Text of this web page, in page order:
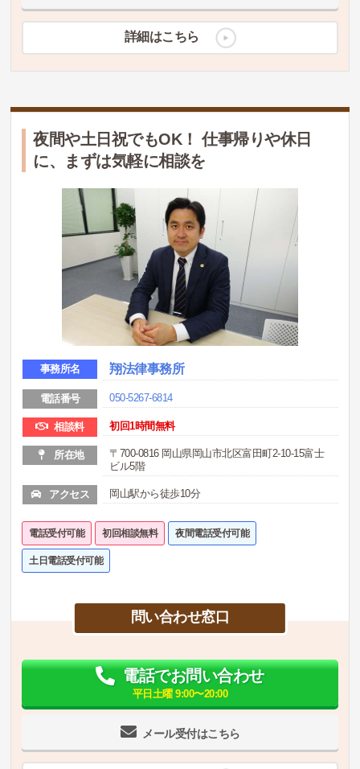
詳細はこちら
夜間や土日祝でもOK！ 仕事帰りや休日
に、まずは気軽に相談を
事務所名 翔法律事務所
電話番号 050-5267-6814
相談料 初回1時間無料
所在地
〒700-0816 岡山県岡山市北区富田町2-10-15富士
ビル5階
アクセス 岡山駅から徒歩10分
電話受付可能 初回相談無料 夜間電話受付可能
土日電話受付可能
問い合わせ窓口
メール受付はこちら
電話でお問い合わせ
平日土曜 9:00〜20:00